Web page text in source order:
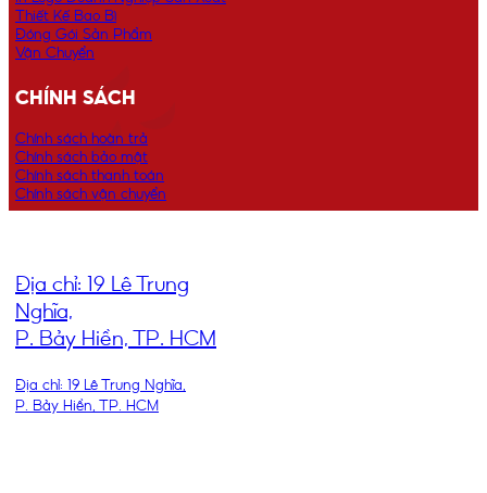
Thiết Kế Bao Bì
Đóng Gói Sản Phẩm
Vận Chuyển
CHÍNH SÁCH
Chính sách hoàn trả
Chính sách bảo mật
Chính sách thanh toán
Chính sách vận chuyển
Địa chỉ: 19 Lê Trung
Nghĩa,
P. Bảy Hiền, TP. HCM
Địa chỉ: 19 Lê Trung Nghĩa,
P. Bảy Hiền, TP. HCM